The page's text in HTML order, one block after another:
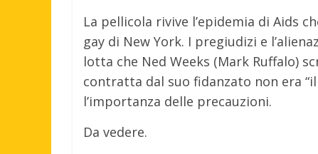
La pellicola rivive l’epidemia di Aids
gay di New York. I pregiudizi e
lotta che Ned Weeks (Mark Ruffalo)
contratta dal suo fidanzato non era
l’importanza delle precauzioni.
Da vedere.